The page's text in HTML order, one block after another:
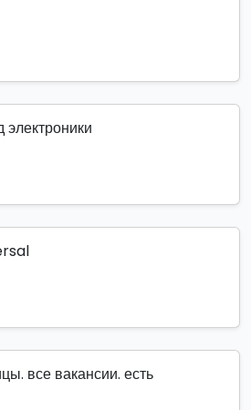
все вакансии. есть